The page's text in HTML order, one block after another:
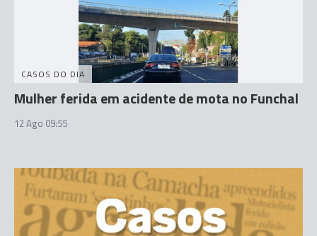
CASOS DO DIA
Mulher ferida em acidente de mota no Funchal
12 Ago 09:55